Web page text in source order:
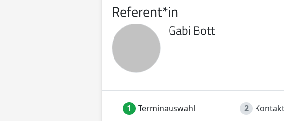
Referent*in
Gabi Bott
1 Terminauswahl 2